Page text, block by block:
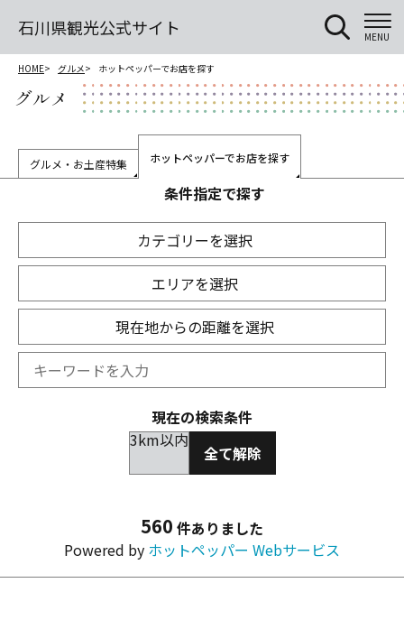
石川県観光公式サイト MENU
HOME グルメ ホットペッパーでお店を探す
グルメ
グルメ・お土産特集 ホットペッパーでお店を探す
条件指定で探す
カテゴリーを選択
エリアを選択
現在地からの距離を選択
現在の検索条件
3km以内
全て解除
560 件ありました
Powered by ホットペッパー Webサービス